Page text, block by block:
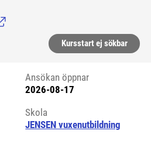
till extern sida.)
Kursstart ej sökbar
Ansökan öppnar
2026-08-17
Skola
JENSEN vuxenutbildning